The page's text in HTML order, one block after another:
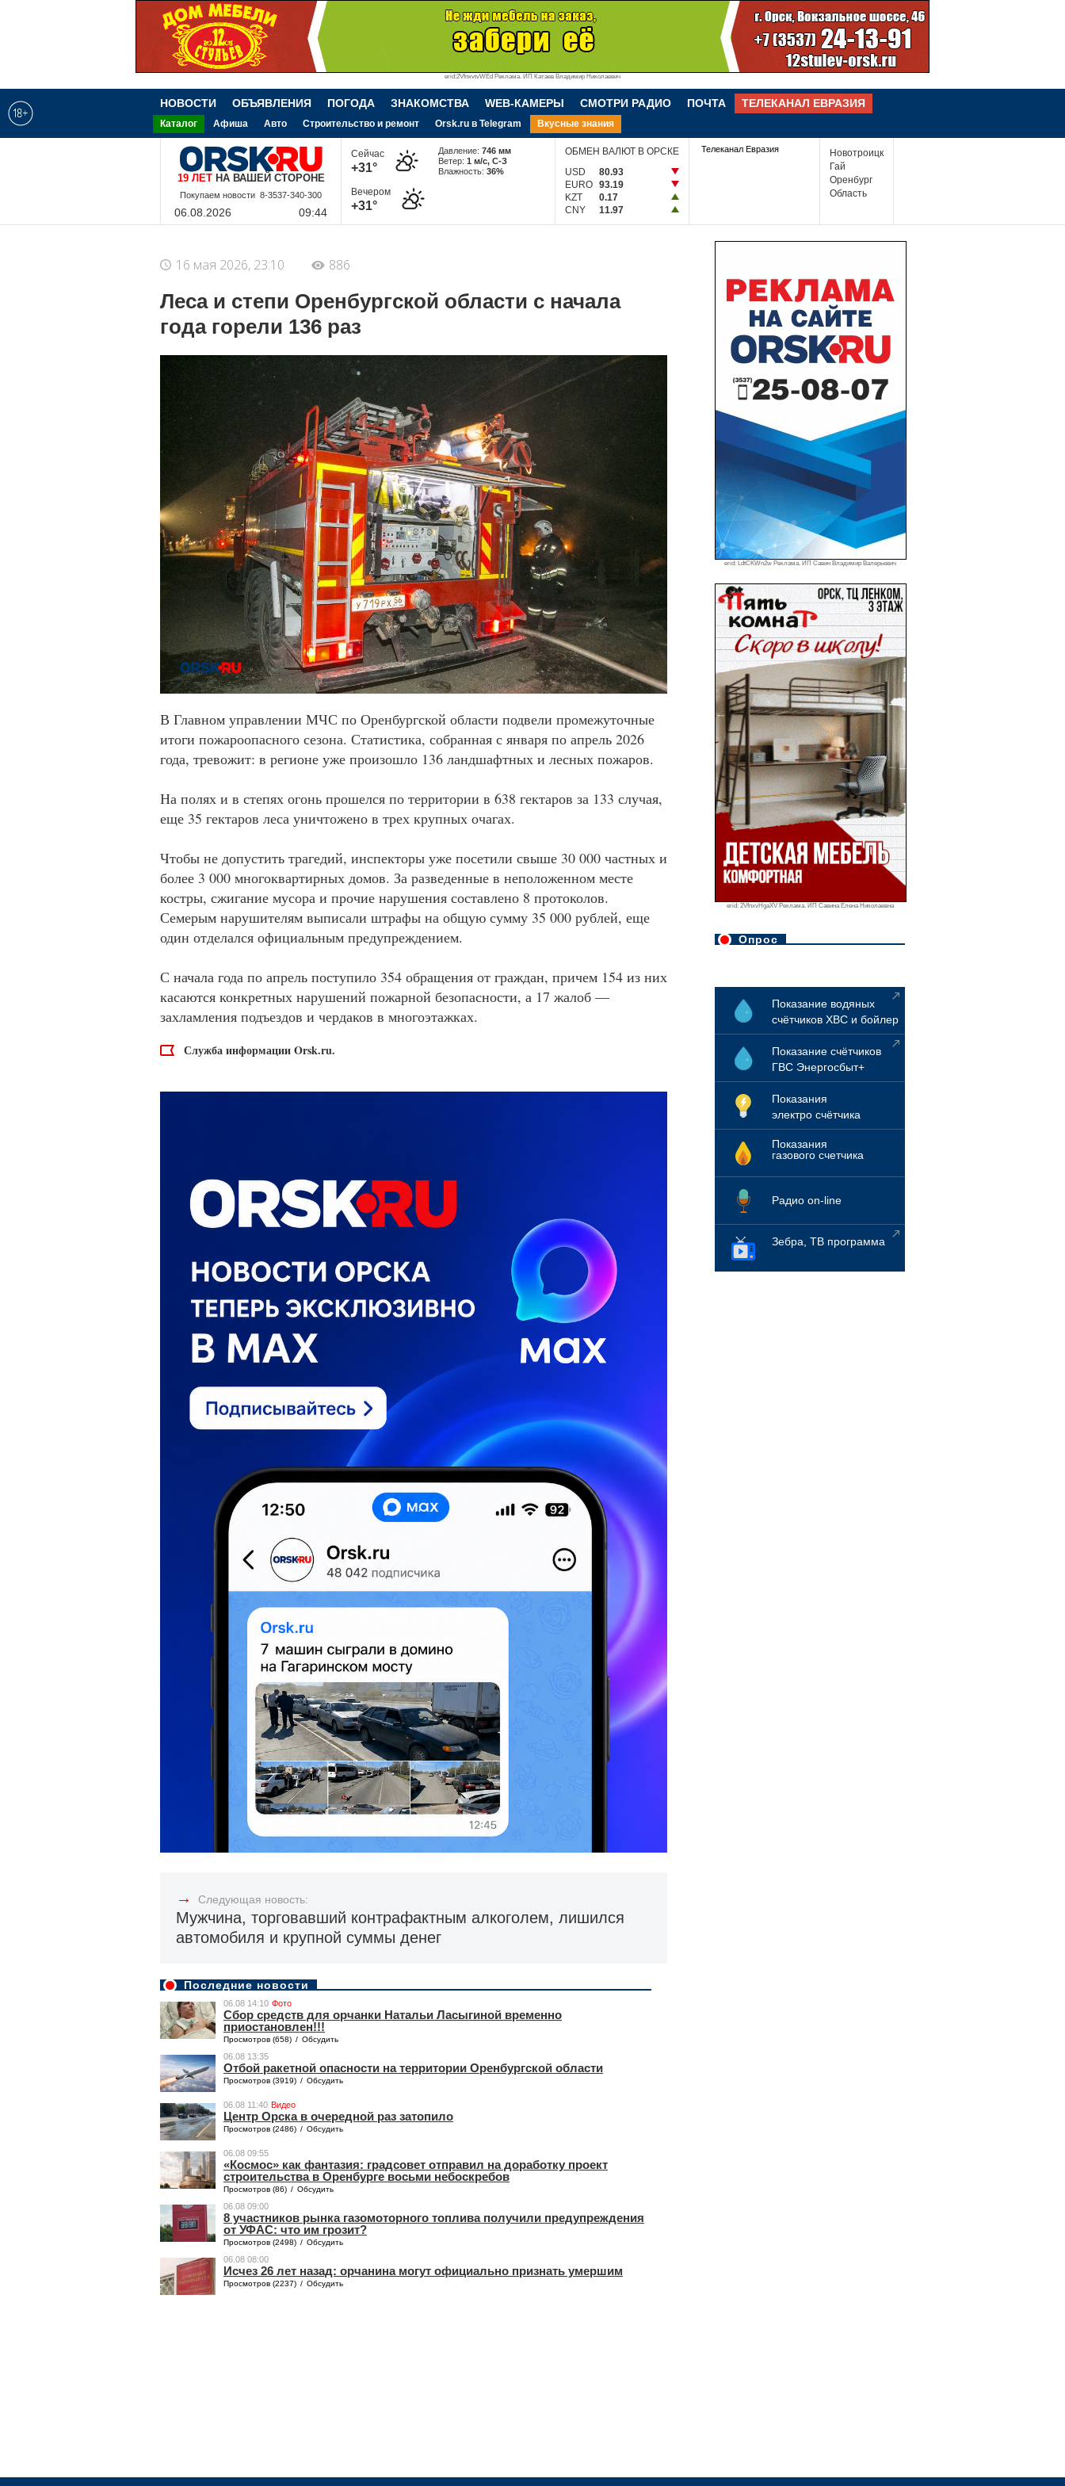
erid:2VfnxvtvWEd Реклама. ИП Катаев Владимир Николаевич
НОВОСТИ ОБЪЯВЛЕНИЯ ПОГОДА ЗНАКОМСТВА WEB-КАМЕРЫ СМОТРИ РАДИО ПОЧТА ТЕЛЕКАНАЛ ЕВРАЗИЯ
Каталог Афиша Авто Строительство и ремонт Orsk.ru в Telegram Вкусные знания
19 ЛЕТНА ВАШЕЙ СТОРОНЕ
8-9-228-340-300
Сейчас
+31°
Вечером
+31°
Давление:746 мм
Ветер:1 м/c, С-З
Влажность:36%
ОБМЕН ВАЛЮТ В ОРСКЕ
USD
80.93
EURO 93.19
KZT
0.17
CNY
11.97
Телеканал Евразия
Новотроицк
Гай
Оренбург
Область
erid: LdtCKWn2w Реклама. ИП Савин Владимир Валерьевич
erid: 2VfnxvHgaXV Реклама. ИП Савина Елена Николаевна
Опрос
Показание водяных
счётчиков ХВС и бойлер
Показание счётчиков
ГВС Энергосбыт+
Показания
электро счётчика
Показания
газового счетчика
Радио on-line
Зебра, ТВ программа
16 мая 2026, 23:10 886
Леса и степи Оренбургской области с начала
года горели 136 раз
В Главном управлении МЧС по Оренбургской области подвели промежуточные
итоги пожароопасного сезона. Статистика, собранная с января по апрель 2026
года, тревожит: в регионе уже произошло 136 ландшафтных и лесных пожаров.
На полях и в степях огонь прошелся по территории в 638 гектаров за 133 случая,
еще 35 гектаров леса уничтожено в трех крупных очагах.
Чтобы не допустить трагедий, инспекторы уже посетили свыше 30 000 частных и
более 3 000 многоквартирных домов. За разведенные в неположенном месте
костры, сжигание мусора и прочие нарушения составлено 8 протоколов.
Семерым нарушителям выписали штрафы на общую сумму 35 000 рублей, еще
один отделался официальным предупреждением.
С начала года по апрель поступило 354 обращения от граждан, причем 154 из них
касаются конкретных нарушений пожарной безопасности, а 17 жалоб —
захламления подъездов и чердаков в многоэтажках.
Служба информации Orsk.ru.
→ Следующая новость:
Мужчина, торговавший контрафактным алкоголем, лишился
автомобиля и крупной суммы денег
Последние новости
06.08 14:10 Фото
Сбор средств для орчанки Натальи Ласыгиной временно
приостановлен!!!
Просмотров (658) / Обсудить
06.08 13:35
Отбой ракетной опасности на территории Оренбургской области
Просмотров (3919) / Обсудить
06.08 11:40 Видео
Центр Орска в очередной раз затопило
Просмотров (2486) / Обсудить
06.08 09:55
«Космос» как фантазия: градсовет отправил на доработку проект
строительства в Оренбурге восьми небоскребов
Просмотров (86) / Обсудить
06.08 09:00
8 участников рынка газомоторного топлива получили предупреждения
от УФАС: что им грозит?
Просмотров (2498) / Обсудить
06.08 08:00
Исчез 26 лет назад: орчанина могут официально признать умершим
Просмотров (2237) / Обсудить